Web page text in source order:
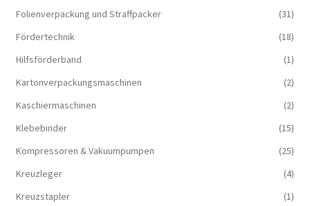
Folienverpackung und Straffpacker
(31)
Fördertechnik
(18)
Hilfsförderband
(1)
Kartonverpackungsmaschinen
(2)
Kaschiermaschinen
(2)
Klebebinder
(15)
Kompressoren & Vakuum­pumpen
(25)
Kreuzleger
(4)
Kreuzstapler
(1)